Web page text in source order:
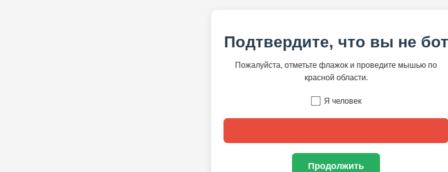
Подтвердите, что вы не бот
Пожалуйста, отметьте флажок и проведите мышью по
красной области.
Я человек
Продолжить